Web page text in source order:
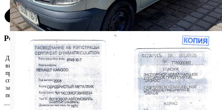
Регистрация участника
Для участия в аукционе необходимо
внести задаток. Скачайте реквизиты и
произведите оплату удобным для Вас
способом. Для подтверждения внесения
задатка прикрепите документ,
подтверждающий факт оплаты.
Скачать реквизиты на оплату
Прикрепить подтверждения оплаты...